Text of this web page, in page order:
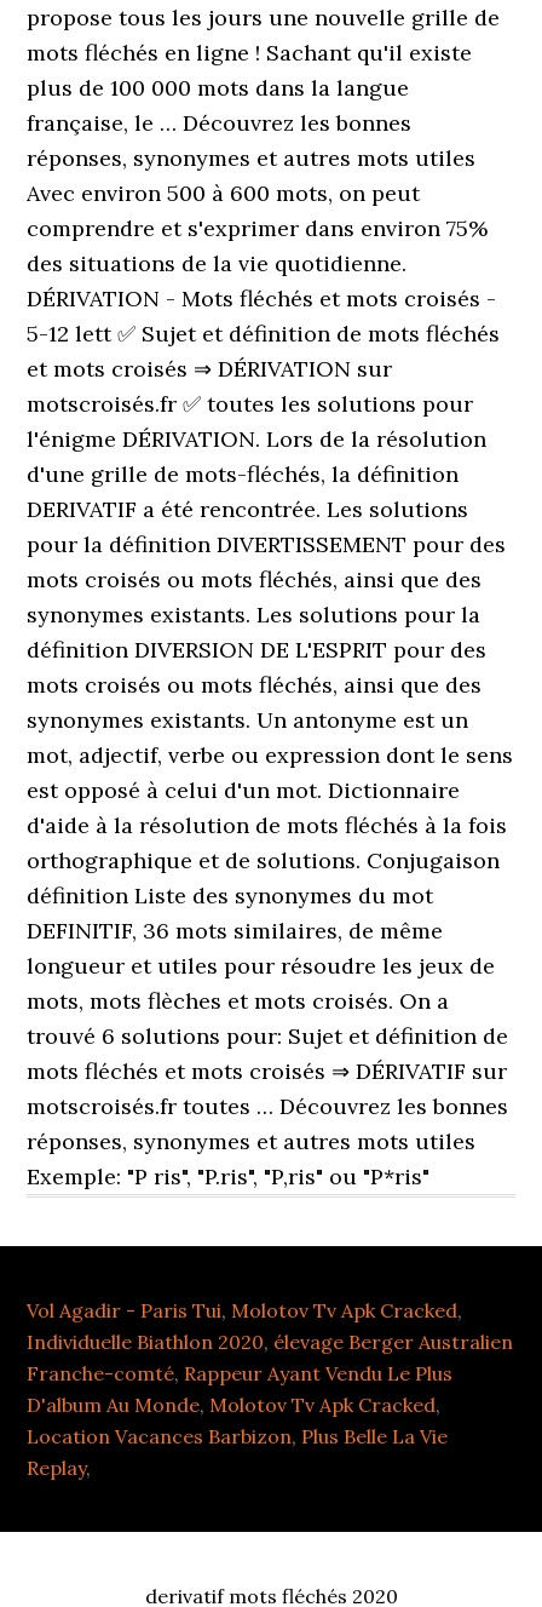
propose tous les jours une nouvelle grille de
mots fléchés en ligne ! Sachant qu'il existe
plus de 100 000 mots dans la langue
française, le … Découvrez les bonnes
réponses, synonymes et autres mots utiles
Avec environ 500 à 600 mots, on peut
comprendre et s'exprimer dans environ 75%
des situations de la vie quotidienne.
DÉRIVATION - Mots fléchés et mots croisés -
5-12 lett ✅ Sujet et définition de mots fléchés
et mots croisés ⇒ DÉRIVATION sur
motscroisés.fr ✅ toutes les solutions pour
l'énigme DÉRIVATION. Lors de la résolution
d'une grille de mots-fléchés, la définition
DERIVATIF a été rencontrée. Les solutions
pour la définition DIVERTISSEMENT pour des
mots croisés ou mots fléchés, ainsi que des
synonymes existants. Les solutions pour la
définition DIVERSION DE L'ESPRIT pour des
mots croisés ou mots fléchés, ainsi que des
synonymes existants. Un antonyme est un
mot, adjectif, verbe ou expression dont le sens
est opposé à celui d'un mot. Dictionnaire
d'aide à la résolution de mots fléchés à la fois
orthographique et de solutions. Conjugaison
définition Liste des synonymes du mot
DEFINITIF, 36 mots similaires, de même
longueur et utiles pour résoudre les jeux de
mots, mots flèches et mots croisés. On a
trouvé 6 solutions pour: Sujet et définition de
mots fléchés et mots croisés ⇒ DÉRIVATIF sur
motscroisés.fr toutes … Découvrez les bonnes
réponses, synonymes et autres mots utiles
Exemple: "P ris", "P.ris", "P,ris" ou "P*ris"
Vol Agadir - Paris Tui,Molotov Tv Apk Cracked,
Individuelle Biathlon 2020, élevage Berger Australien
Franche-comté, Rappeur Ayant Vendu Le Plus
D'album Au Monde,Molotov Tv Apk Cracked,
Location Vacances Barbizon, Plus Belle La Vie
Replay,
derivatif mots fléchés 2020